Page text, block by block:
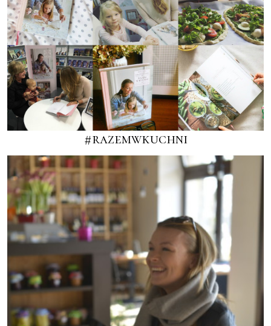
#razemwkuchni